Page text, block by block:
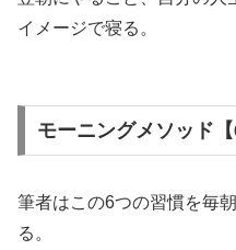
イメージで寝る。
モーニングメソッド【
筆者はこの6つの習慣を毎
る。